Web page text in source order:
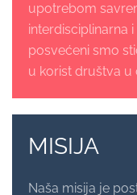
upotrebom
interdisciplinarna
posvećeni smo
u korist društva u
MISIJA
Naša misija je